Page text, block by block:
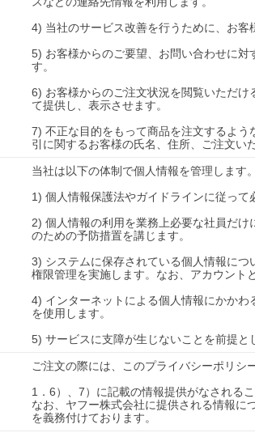
4) 当社のサービス改善を行うために、お客
5) お客様からのご要望、お問い合わせに
す。
6) お客様からのご注文状況を閲覧いただ
て提供し、表示させます。
7) 不正な目的をもって商品を注文するよ
引に関するお客様の氏名、住所、ご注文い
当社は以下の体制で個人情報を管理します。
1) 個人情報保護法やガイドラインに従って
2) 個人情報の利用を業務上必要な社員だ
のための予防措置を講じます。
3) システムに保存されている個人情報に
権限管理を実施します。なお、アカウント
4) インターネットによる個人情報にかかわ
を使用します。
5) サービスに支障が生じないことを前提と
ご注文の際には、このプライバシーポリシ
1．6）、7）に記載の情報提供がなされる
なお、ヤフー株式会社に提供される情報に
を義務付けております。